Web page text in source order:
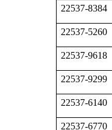
22537-8384
22537-5260
22537-9618
22537-9299
22537-6140
22537-6770